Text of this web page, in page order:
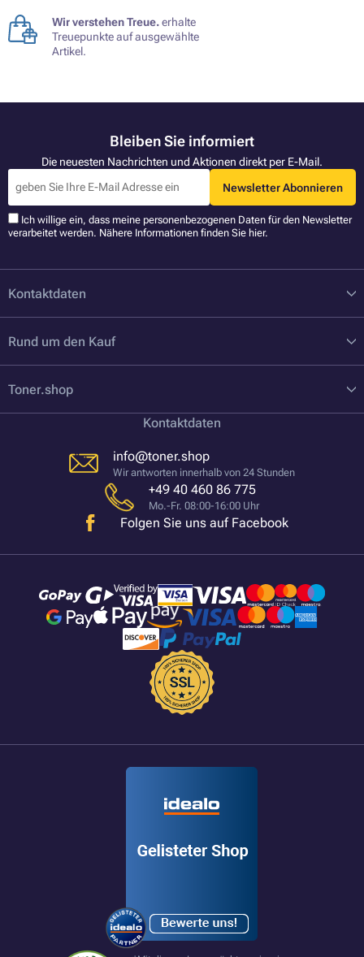
Wir verstehen Treue.erhalte
Treuepunkte auf ausgewählte
Artikel.
Bleiben Sie informiert
Die neuesten Nachrichten und Aktionen direkt per E-Mail.
Newsletter Abonnieren
Ich willige ein, dass meine personenbezogenen Daten für den Newsletter
verarbeitet werden. Nähere Informationen finden Sie hier.
Kontaktdaten
Rund um den Kauf
Toner.shop
Kontaktdaten
info@toner.shop
Wir antworten innerhalb von 24 Stunden
+49 40 460 86 775
Mo.-Fr. 08:00-16:00 Uhr
Folgen Sie uns auf Facebook